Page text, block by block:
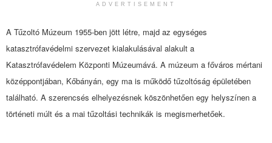
ADVERTISEMENT
A Tűzoltó Múzeum 1955-ben jött létre, majd az egységes
katasztrófavédelmi szervezet kialakulásával alakult a
Katasztrófavédelem Központi Múzeumává. A múzeum a főváros mértani
középpontjában, Kőbányán, egy ma is működő tűzoltóság épületében
található. A szerencsés elhelyezésnek köszönhetően egy helyszínen a
történeti múlt és a mai tűzoltási technikák is megismerhetőek.